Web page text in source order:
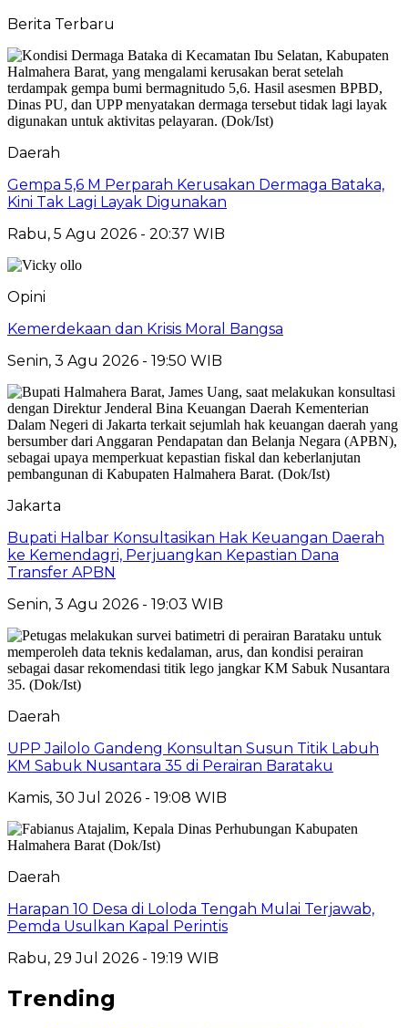
Berita Terbaru
Daerah
Gempa 5,6 M Perparah Kerusakan Dermaga Bataka,
Kini Tak Lagi Layak Digunakan
Rabu, 5 Agu 2026 - 20:37 WIB
Opini
Kemerdekaan dan Krisis Moral Bangsa
Senin, 3 Agu 2026 - 19:50 WIB
Jakarta
Bupati Halbar Konsultasikan Hak Keuangan Daerah
ke Kemendagri, Perjuangkan Kepastian Dana
Transfer APBN
Senin, 3 Agu 2026 - 19:03 WIB
Daerah
UPP Jailolo Gandeng Konsultan Susun Titik Labuh
KM Sabuk Nusantara 35 di Perairan Barataku
Kamis, 30 Jul 2026 - 19:08 WIB
Daerah
Harapan 10 Desa di Loloda Tengah Mulai Terjawab,
Pemda Usulkan Kapal Perintis
Rabu, 29 Jul 2026 - 19:19 WIB
Trending